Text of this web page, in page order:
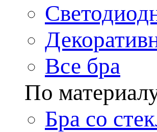
Все бра
По
Бра со